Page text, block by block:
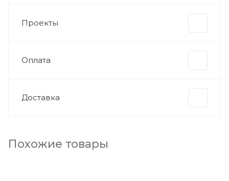
Проекты
Оплата
Доставка
Похожие товары